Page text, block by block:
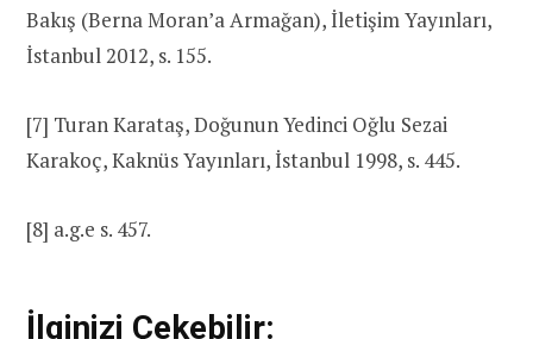
Bakış (Berna Moran’a Armağan), İletişim Yayınları,
İstanbul 2012, s. 155.
[7] Turan Karataş, Doğunun Yedinci Oğlu Sezai
Karakoç, Kaknüs Yayınları, İstanbul 1998, s. 445.
[8] a.g.e s. 457.
İlginizi Çekebilir: